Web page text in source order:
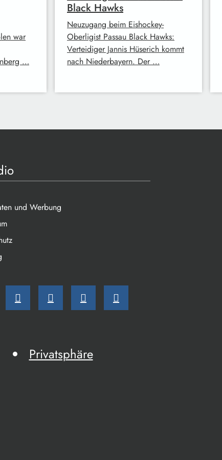
war
…
Black Hawks
Neuzugang beim Eishockey-
Oberligist Passau Black Hawks:
Verteidiger Jannis Hüserich kommt
nach Niederbayern. Der …
und Werbung
Privatsphäre